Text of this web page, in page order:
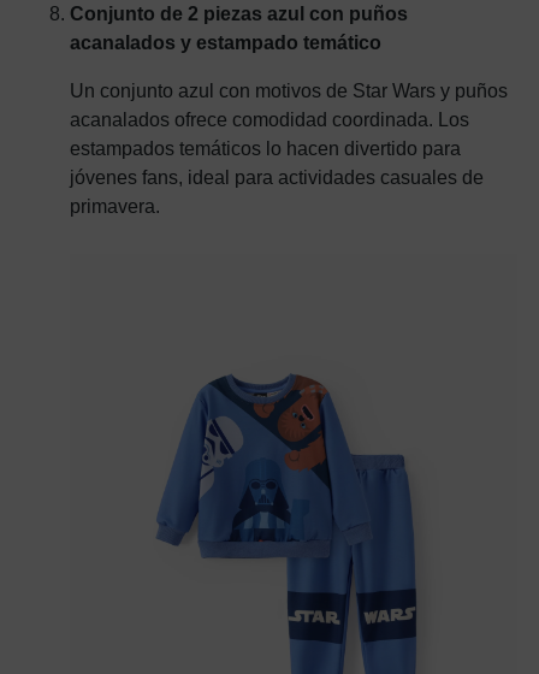
Conjunto de 2 piezas azul con puños
acanalados y estampado temático
Un conjunto azul con motivos de Star Wars y puños
acanalados ofrece comodidad coordinada. Los
estampados temáticos lo hacen divertido para
jóvenes fans, ideal para actividades casuales de
primavera.